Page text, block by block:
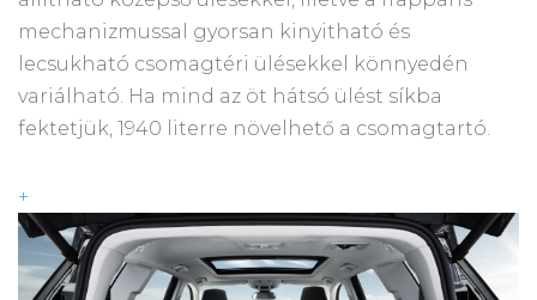
mechanizmussal gyorsan kinyitható és
lecsukható csomagtéri ülésekkel könnyedén
variálható. Ha mind az öt hátsó ülést síkba
fektetjük, 1940 literre növelhető a csomagtartó.
+